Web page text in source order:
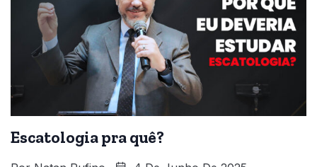
Escatologia pra quê?